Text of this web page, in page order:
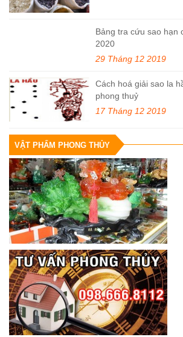
Bảng tra cứu sao hạn
2020
29 Tháng 12 2019
Cách hoá giải sao la
phong thuỷ
17 Tháng 12 2019
VẬT PHẨM PHONG THỦY